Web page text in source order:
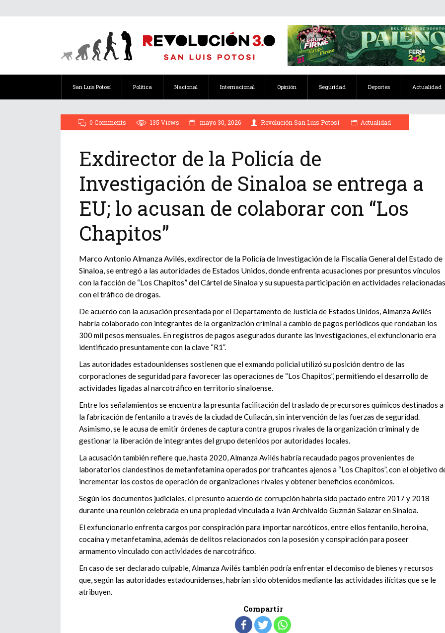
San Luis Potosí Política Nacional Internacional Opinión Seguridad Deportes Actualidad
0 Comments 135 Views mayo 30, 2026 Revolución San Luis Potosí Actualidad
Exdirector de la Policía de
Investigación de Sinaloa se entrega a
EU; lo acusan de colaborar con “Los
Chapitos”
Marco Antonio Almanza Avilés, exdirector de la Policía de Investigación de la Fiscalía General del Estado de
Sinaloa, se entregó a las autoridades de Estados Unidos, donde enfrenta acusaciones por presuntos vínculos
con la facción de “Los Chapitos” del Cártel de Sinaloa y su supuesta participación en actividades relacionadas
con el tráfico de drogas.
De acuerdo con la acusación presentada por el Departamento de Justicia de Estados Unidos, Almanza Avilés
habría colaborado con integrantes de la organización criminal a cambio de pagos periódicos que rondaban los
300 mil pesos mensuales. En registros de pagos asegurados durante las investigaciones, el exfuncionario era
identificado presuntamente con la clave “R1”.
Las autoridades estadounidenses sostienen que el exmando policial utilizó su posición dentro de las
corporaciones de seguridad para favorecer las operaciones de “Los Chapitos”, permitiendo el desarrollo de
actividades ligadas al narcotráfico en territorio sinaloense.
Entre los señalamientos se encuentra la presunta facilitación del traslado de precursores químicos destinados a
la fabricación de fentanilo a través de la ciudad de Culiacán, sin intervención de las fuerzas de seguridad.
Asimismo, se le acusa de emitir órdenes de captura contra grupos rivales de la organización criminal y de
gestionar la liberación de integrantes del grupo detenidos por autoridades locales.
La acusación también refiere que, hasta 2020, Almanza Avilés habría recaudado pagos provenientes de
laboratorios clandestinos de metanfetamina operados por traficantes ajenos a “Los Chapitos”, con el objetivo
incrementar los costos de operación de organizaciones rivales y obtener beneficios económicos.
Según los documentos judiciales, el presunto acuerdo de corrupción habría sido pactado entre 2017 y 2018
durante una reunión celebrada en una propiedad vinculada a Iván Archivaldo Guzmán Salazar en Sinaloa.
El exfuncionario enfrenta cargos por conspiración para importar narcóticos, entre ellos fentanilo, heroína,
cocaína y metanfetamina, además de delitos relacionados con la posesión y conspiración para poseer
armamento vinculado con actividades de narcotráfico.
En caso de ser declarado culpable, Almanza Avilés también podría enfrentar el decomiso de bienes y recursos
que, según las autoridades estadounidenses, habrían sido obtenidos mediante las actividades ilícitas que se le
atribuyen.
Compartir